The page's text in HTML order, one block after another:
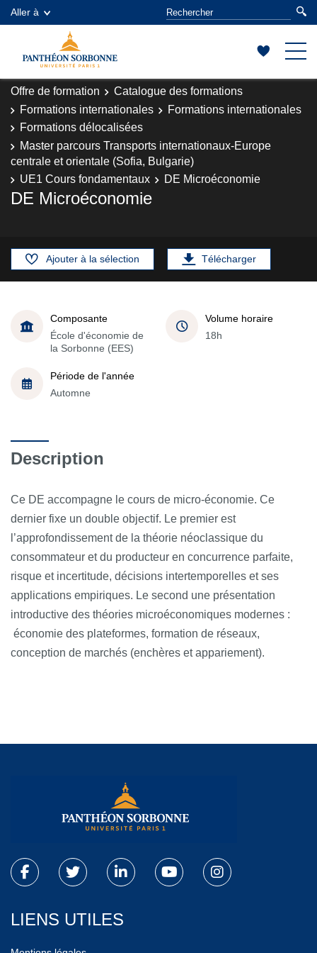
Aller à
Offre de formation
Catalogue des formations
Formations internationales
Formations internationales
Formations délocalisées
Master parcours Transports internationaux-Europe
centrale et orientale (Sofia, Bulgarie)
UE1 Cours fondamentaux
DE Microéconomie
DE Microéconomie
Ajouter à la sélection Télécharger
Composante
École d'économie de
la Sorbonne (EES)
Volume horaire
18h
Période de l'année
Automne
Description
Ce DE accompagne le cours de micro-économie. Ce
dernier fixe un double objectif. Le premier est
l’approfondissement de la théorie néoclassique du
consommateur et du producteur en concurrence parfaite,
risque et incertitude, décisions intertemporelles et ses
applications empiriques. Le second une présentation
introductive des théories microéconomiques modernes :
économie des plateformes, formation de réseaux,
conception de marchés (enchères et appariement).
LIENS UTILES